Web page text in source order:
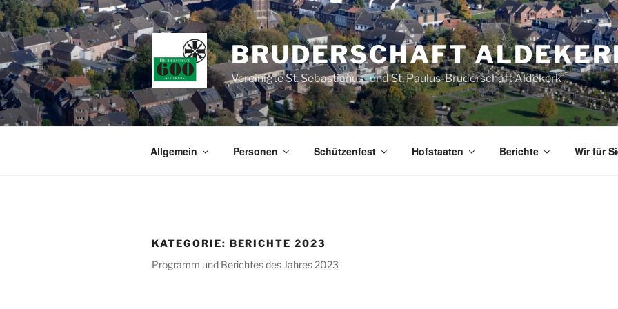
Zum
Inhalt
springen
BRUDERSCHAFT
Vereinigte St. Sebastianus- und St. Paulus-Bruderschaft Aldekerk
Allgemein Personen Schützenfest Hofstaaten Berichte Wir für
KATEGORIE: BERICHTE 2023
Programm und Berichtes des Jahres 2023